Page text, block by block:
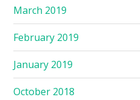
March 2019
February 2019
January 2019
October 2018